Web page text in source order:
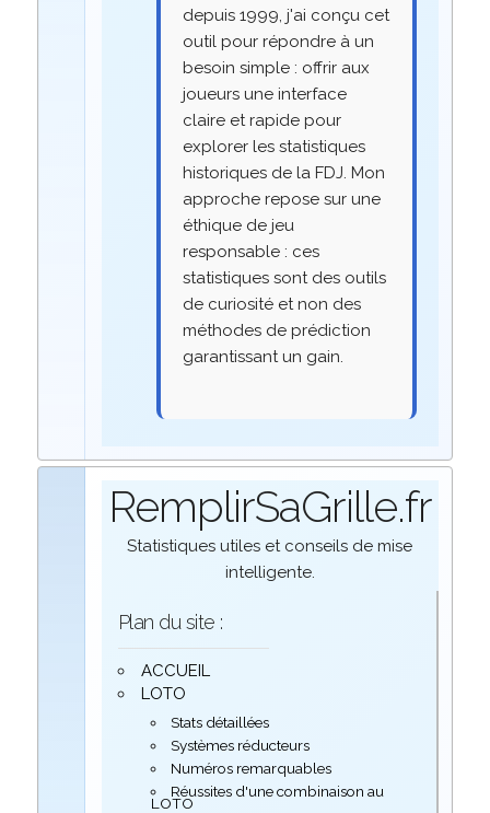
depuis 1999, j'ai conçu cet
outil pour répondre à un
besoin simple : offrir aux
joueurs une interface
claire et rapide pour
explorer les statistiques
historiques de la FDJ. Mon
approche repose sur une
éthique de jeu
responsable : ces
statistiques sont des outils
de curiosité et non des
méthodes de prédiction
garantissant un gain.
RemplirSaGrille.fr
Statistiques utiles et conseils de mise
intelligente.
Plan du site :
ACCUEIL
LOTO
Stats détaillées
Systèmes réducteurs
Numéros remarquables
Réussites d'une combinaison au
LOTO